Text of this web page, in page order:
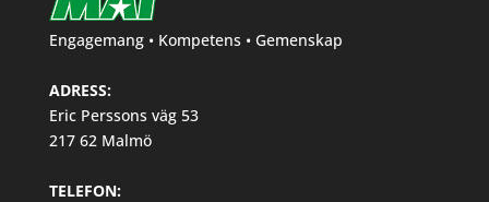
Engagemang • Kompetens • Gemenskap
ADRESS:
Eric Perssons väg 53
217 62 Malmö
TELEFON: